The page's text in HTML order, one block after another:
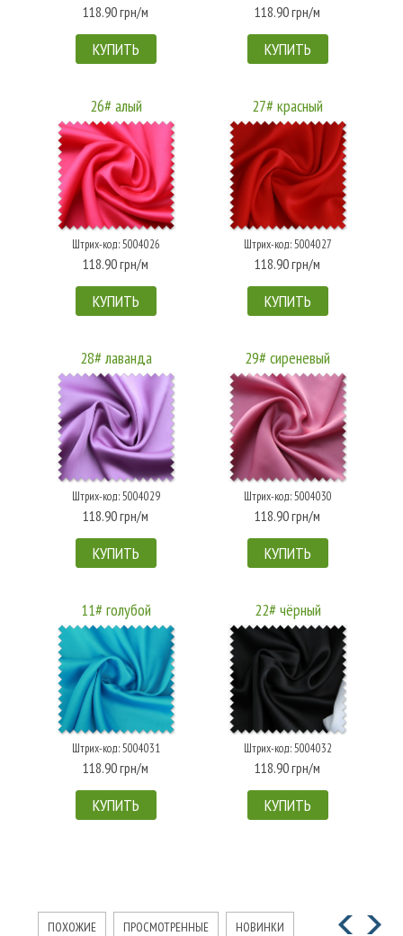
118.90 грн/м
КУПИТЬ
118.90 грн/м
КУПИТЬ
26# алый
Штрих-код: 5004026
118.90 грн/м
КУПИТЬ
27# красный
Штрих-код: 5004027
118.90 грн/м
КУПИТЬ
28# лаванда
Штрих-код: 5004029
118.90 грн/м
КУПИТЬ
29# сиреневый
Штрих-код: 5004030
118.90 грн/м
КУПИТЬ
11# голубой
Штрих-код: 5004031
118.90 грн/м
КУПИТЬ
22# чёрный
Штрих-код: 5004032
118.90 грн/м
КУПИТЬ
ПОХОЖИЕ ПРОСМОТРЕННЫЕ НОВИНКИ